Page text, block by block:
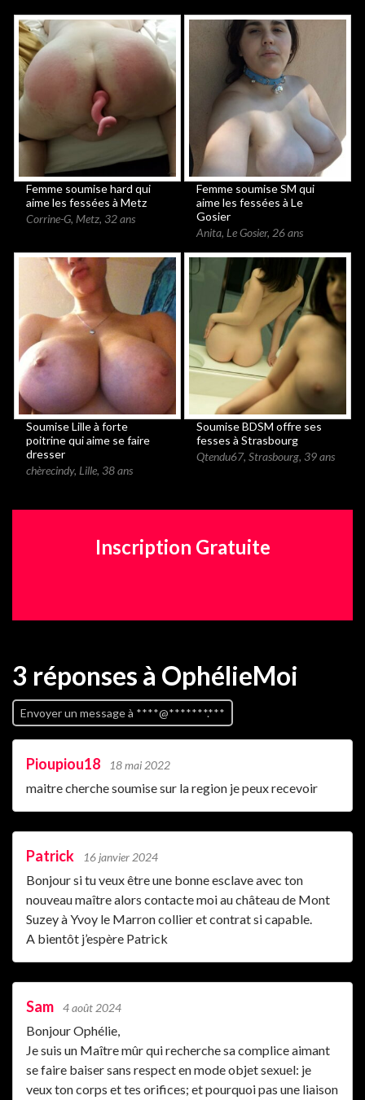
Femme soumise hard qui
aime les fessées à Metz
Corrine-G, Metz, 32 ans
Femme soumise SM qui
aime les fessées à Le
Gosier
Anita, Le Gosier, 26 ans
Soumise Lille à forte
poitrine qui aime se faire
dresser
chèrecindy, Lille, 38 ans
Soumise BDSM offre ses
fesses à Strasbourg
Qtendu67,Strasbourg, 39 ans
Inscription Gratuite
3 réponses à OphélieMoi
Envoyer un message à ****@*******.***
Pioupiou18 18 mai 2022
maitre cherche soumise sur la region je peux recevoir
Patrick 16 janvier 2024
Bonjour si tu veux être une bonne esclave avec ton
nouveau maître alors contacte moi au château de Mont
Suzey à Yvoy le Marron collier et contrat si capable.
A bientôt j’espère Patrick
Sam 4 août 2024
Bonjour Ophélie,
Je suis un Maître mûr qui recherche sa complice aimant
se faire baiser sans respect en mode objet sexuel: je
veux ton corps et tes orifices; et pourquoi pas une liaison